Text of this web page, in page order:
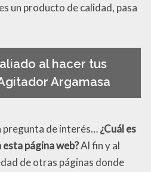
un producto de calidad, pasa
al hacer tus
Argamasa
pregunta de interés…¿Cuál es
página web?Al fin y al
de otras páginas donde